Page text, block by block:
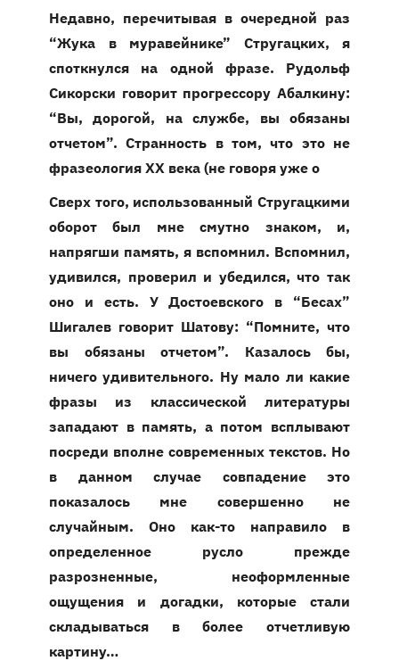
Недавно, перечитывая в очередной раз
“Жука в муравейнике” Стругацких, я
споткнулся на одной фразе. Рудольф
Сикорски говорит прогрессору Абалкину:
“Вы, дорогой, на службе, вы обязаны
отчетом”. Странность в том, что это не
фразеология ХХ века (не говоря уже о
Сверх того, использованный Стругацкими
оборот был мне смутно знаком, и,
напрягши память, я вспомнил. Вспомнил,
удивился, проверил и убедился, что так
оно и есть. У Достоевского в “Бесах”
Шигалев говорит Шатову: “Помните, что
вы обязаны отчетом”. Казалось бы,
ничего удивительного. Ну мало ли какие
фразы из классической литературы
западают в память, а потом всплывают
посреди вполне современных текстов. Но
в данном случае совпадение это
показалось мне совершенно не
случайным. Оно как-то направило в
определенное русло прежде
разрозненные, неоформленные
ощущения и догадки, которые стали
складываться в более отчетливую
картину…